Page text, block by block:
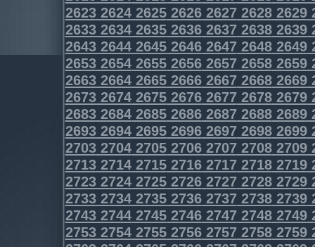
2623262426252626262726282629
2633263426352636263726382639
2643264426452646264726482649
2653265426552656265726582659
2663266426652666266726682669
2673267426752676267726782679
2683268426852686268726882689
2693269426952696269726982699
2703270427052706270727082709
2713271427152716271727182719
2723272427252726272727282729
2733273427352736273727382739
2743274427452746274727482749
2753275427552756275727582759